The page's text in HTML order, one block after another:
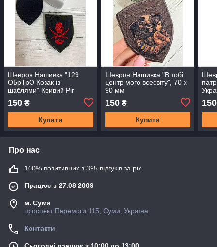
Шеврон Нашивка "129
ОБрТрО Козак із
шаблями" Кривий Ріг
150 ₴
Купити
Шеврон Нашивка "В тобі
центр мого всесвіту", 70 х
90 мм
150₴
Купити
150
Про нас
100% позитивних з 395 відгуків за рік
Працює з 27.08.2009
м. Суми
проспект Перемоги 115, Суми, Україна
Контакти